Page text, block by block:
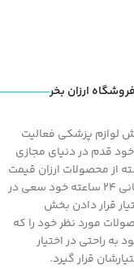
ارزان بخر
لوازم پزشکی فعالیت
قدم در دنیای مجازی
از محصولات ارزان قیمت
و با کیفیت ما بهره مند گردند.پزشک کالا با پشتیبانی 24 ساعته خود سعی در
قرار دادن بخش
مورد نظر خود را که
راحتی در اختیار
قرار گیرد.